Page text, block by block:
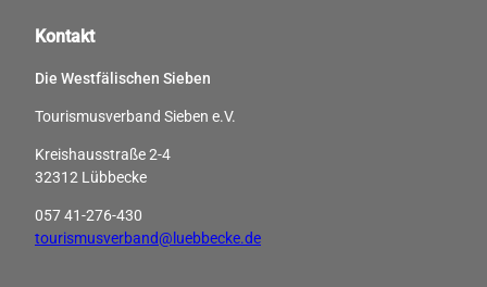
Kontakt
Die Westfälischen Sieben
Tourismusverband Sieben e.V.
Kreishausstraße 2-4
32312 Lübbecke
057 41-276-430
tourismusverband@luebbecke.de